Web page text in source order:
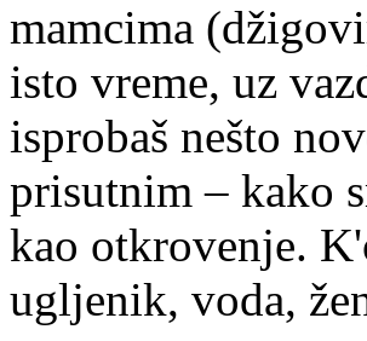
mamcima
isto vreme, uz
isprobaš nešto
prisutnim – kako
kao otkrovenje.
ugljenik, voda,